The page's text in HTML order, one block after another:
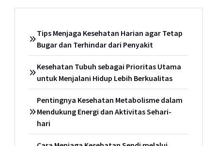
Tips Menjaga Kesehatan Harian agar Tetap
Bugar dan Terhindar dari Penyakit
Kesehatan Tubuh sebagai Prioritas Utama
untuk Menjalani Hidup Lebih Berkualitas
Pentingnya Kesehatan Metabolisme dalam
Mendukung Energi dan Aktivitas Sehari-
hari